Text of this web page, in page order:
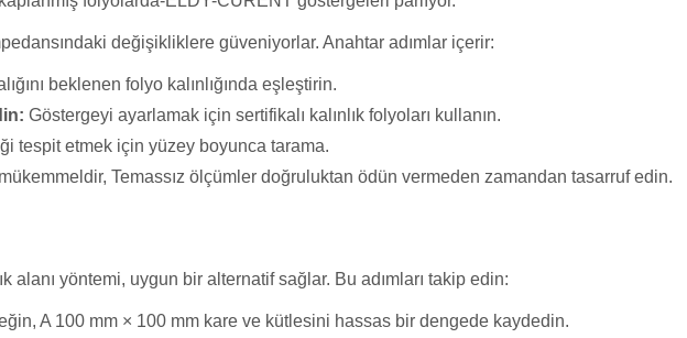
değişikliklere güveniyorlar. Anahtar adımlar içerir:
beklenen folyo kalınlığında eşleştirin.
Göstergeyi ayarlamak için sertifikalı kalınlık folyoları kullanın.
tespit etmek için yüzey boyunca tarama.
Temassız ölçümler doğruluktan ödün vermeden zamandan tasarruf edin.
alanı yöntemi, uygun bir alternatif sağlar. Bu adımları takip edin:
A 100 mm × 100 mm kare ve kütlesini hassas bir dengede kaydedin.